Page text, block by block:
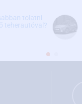
tolatni
teherautóval?